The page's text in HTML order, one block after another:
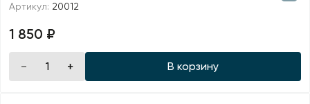
Артикул: 20012
1 850 ₽
В корзину